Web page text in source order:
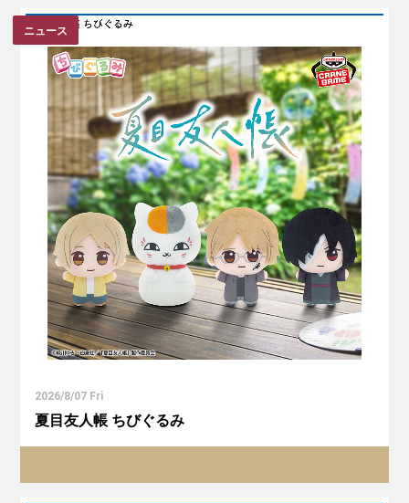
ニュース
2026/8/07 Fri
夏目友人帳 ちびぐるみ